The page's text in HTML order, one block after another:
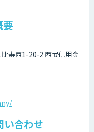
要
寿西1-20-2 西武信用金
合わせ